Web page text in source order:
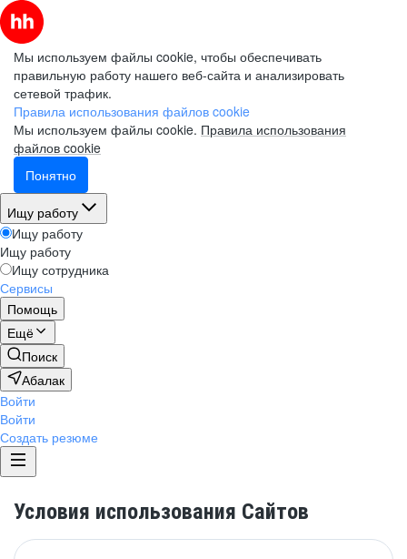
Мы используем файлы cookie, чтобы обеспечивать
правильную работу нашего веб-сайта и анализировать
сетевой трафик.
Правила использования файлов cookie
Мы используем файлы cookie. Правила использования
файлов cookie
Понятно
Ищу работу
Ищу работу
Ищу работу
Ищу сотрудника
Сервисы
Помощь
Ещё
Поиск
Абалак
Войти
Войти
Создать резюме
Условия использования Сайтов